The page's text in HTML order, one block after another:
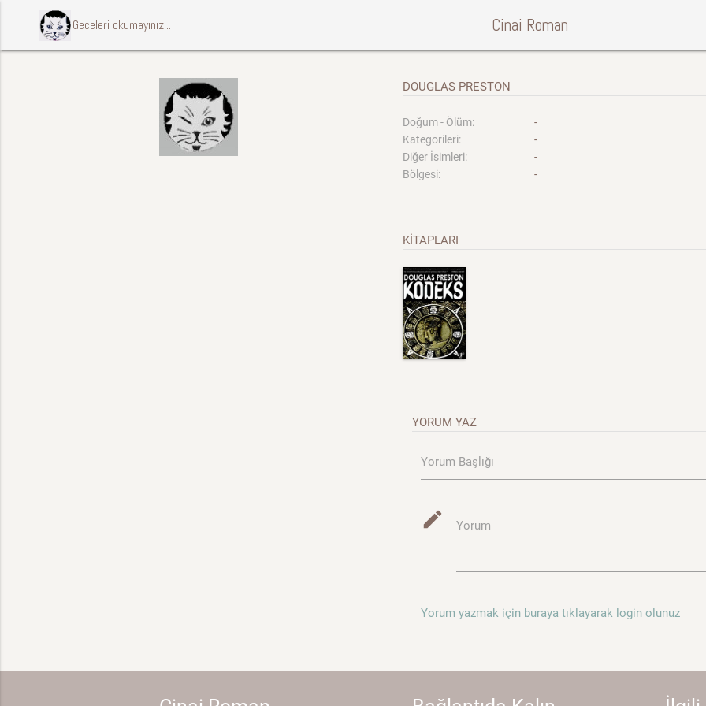
ccccci Geceleri okumayınız!.. Cinai Roman
DOUGLAS PRESTON
Doğum - Ölüm: -
Kategorileri: -
Diğer İsimleri: -
Bölgesi: -
KİTAPLARI
YORUM YAZ
Yorum Başlığı
mode_edit Yorum
Yorum yazmak için buraya tıklayarak login olunuz